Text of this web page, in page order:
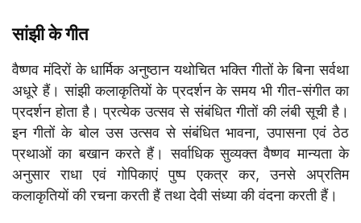
सांझी के गीत
वैष्णव मंदिरों के धार्मिक अनुष्ठान यथोचित भक्ति गीतों के बिना सर्वथा
अधूरे हैं। सांझी कलाकृतियों के प्रदर्शन के समय भी गीत-संगीत का
प्रदर्शन होता है। प्रत्येक उत्सव से संबंधित गीतों की लंबी सूची है।
इन गीतों के बोल उस उत्सव से संबंधित भावना, उपासना एवं ठेठ
प्रथाओं का बखान करते हैं। सर्वाधिक सुव्यक्त वैष्णव मान्यता के
अनुसार राधा एवं गोपिकाएं पुष्प एकत्र कर, उनसे अप्रतिम
कलाकृतियों की रचना करती हैं तथा देवी संध्या की वंदना करती हैं।